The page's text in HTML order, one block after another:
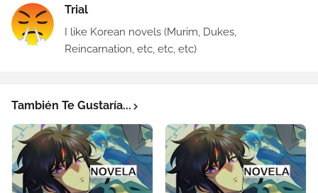
Trial
I like Korean novels (Murim, Dukes,
Reincarnation, etc, etc, etc)
También Te Gustaría...